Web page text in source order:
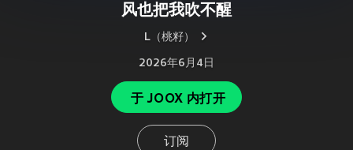
风也把我吹不醒
L（桃籽）
2026年6月4日
于 JOOX 内打开
订阅